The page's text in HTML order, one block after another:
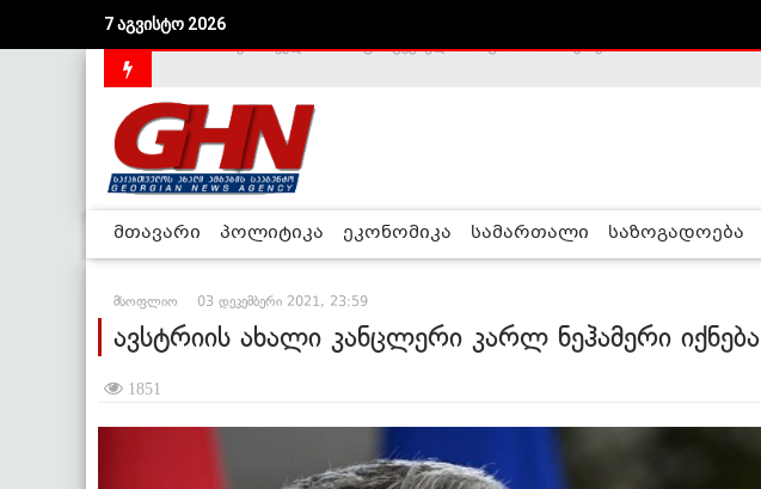
7 აგვისტო 2026
მთავარი პოლიტიკა ეკონომიკა სამართალი საზოგადოება
მსოფლიო 03 დეკემბერი 2021, 23:59
ავსტრიის ახალი კანცლერი კარლ ნეჰამერი იქნება
1851